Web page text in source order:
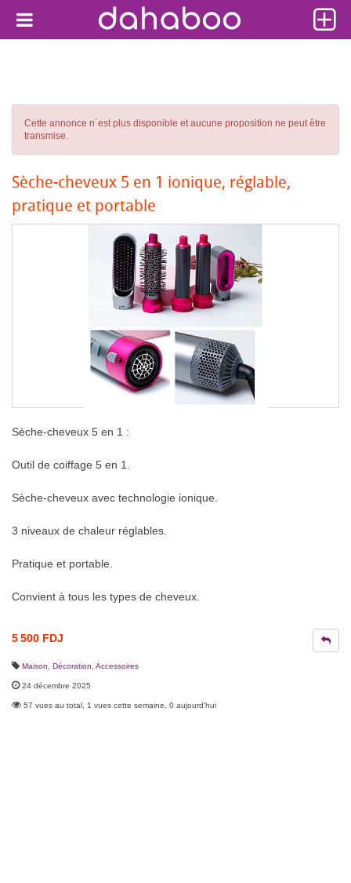
Cette annonce n´est plus disponible et aucune proposition ne peut être
transmise.
Sèche-cheveux 5 en 1 ionique, réglable,
pratique et portable
Sèche-cheveux 5 en 1 :
Outil de coiffage 5 en 1.
Sèche-cheveux avec technologie ionique.
3 niveaux de chaleur réglables.
Pratique et portable.
Convient à tous les types de cheveux.
5 500 FDJ
Maison, Décoration Accessoires
24 décembre 2025
57 vues au total, 1 vues cette semaine, 0 aujourd'hui